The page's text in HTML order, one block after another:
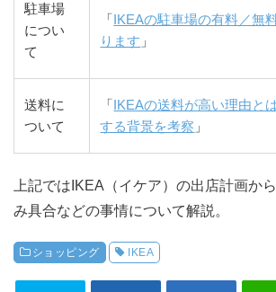
駐車場
につい
て
「
IKEAの駐車場の有料／無
ります 」
送料に
ついて
「
IKEAの送料が高い理由と
する背景を考察 」
上記ではIKEA（イケア）の出店計画か
み具合などの事情について解説。
ショッピング IKEA